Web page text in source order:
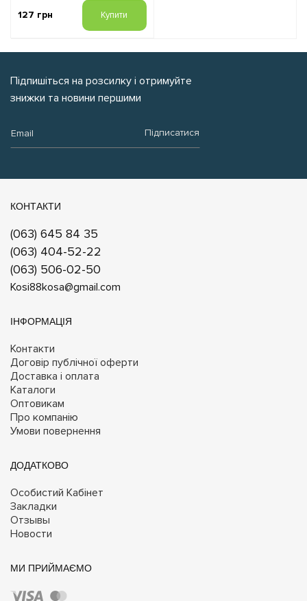
127 грн Купити
Підпишіться на розсилку і отримуйте
знижки та новини першими
Підписатися
КОНТАКТИ
(063) 645 84 35
(063) 404-52-22
(063) 506-02-50
Kosi88kosa@gmail.com
ІНФОРМАЦІЯ
Контакти
Договір публічної оферти
Доставка і оплата
Каталоги
Оптовикам
Про компанію
Умови повернення
ДОДАТКОВО
Особистий Кабінет
Закладки
Отзывы
Новости
МИ ПРИЙМАЄМО